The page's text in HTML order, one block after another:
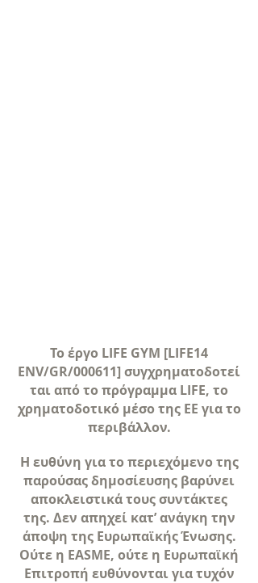
Το έργο LIFE GYM [LIFE14
ENV/GR/000611] συγχρηματοδοτεί
ται από το πρόγραμμα LIFE, το
χρηματοδοτικό μέσο της ΕΕ για το
περιβάλλον.
Η ευθύνη για το περιεχόμενο της
παρούσας δημοσίευσης βαρύνει
αποκλειστικά τους συντάκτες
της. Δεν απηχεί κατ’ ανάγκη την
άποψη της Ευρωπαϊκής Ένωσης.
Ούτε η EASME, ούτε η Ευρωπαϊκή
Επιτροπή ευθύνονται για τυχόν